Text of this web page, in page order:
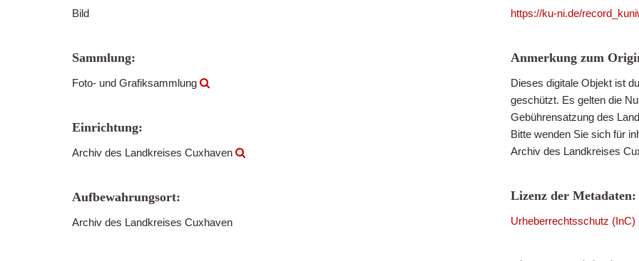
Bild
Sammlung:
Foto- und Grafiksammlung
Einrichtung:
Archiv des Landkreises Cuxhaven
Aufbewahrungsort:
Archiv des Landkreises Cuxhaven
https://ku-ni.de/
Anmerkung zum
Dieses digitale Objekt ist
geschützt. Es gelten die
Gebührensatzung des
Bitte wenden Sie sich für
Archiv des Landkreises
Lizenz der Metadaten:
Urheberrechtsschutz (InC)